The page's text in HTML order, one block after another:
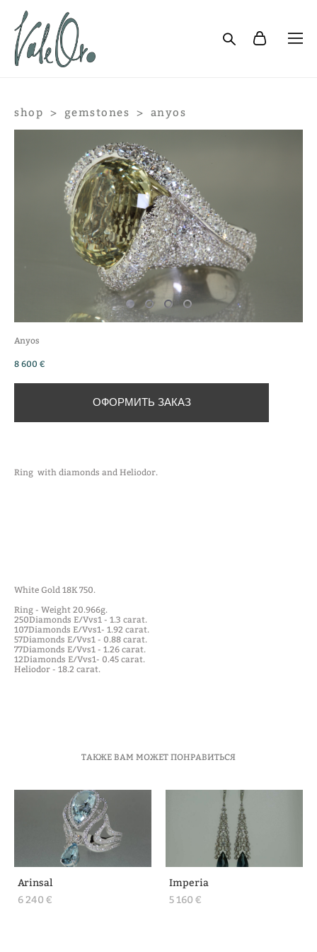
shop > gemstones > anyos
Anyos
8 600 €
ОФОРМИТЬ ЗАКАЗ
Ring with diamonds and Heliodor.
White Gold 18K 750.
Ring - Weight 20.966g.
250Diamonds E/Vvs1 - 1.3 carat.
107Diamonds E/Vvs1- 1.92 carat.
57Diamonds E/Vvs1 - 0.88 carat.
77Diamonds E/Vvs1 - 1.26 carat.
12Diamonds E/Vvs1- 0.45 carat.
Heliodor - 18.2 carat.
ТАКЖЕ ВАМ МОЖЕТ ПОНРАВИТЬСЯ
Arinsal
6 240 €
Imperia
5 160 €